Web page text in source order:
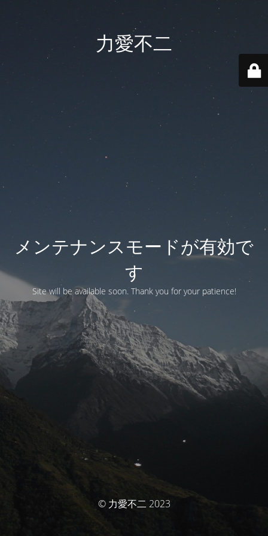
力愛不二
メンテナンスモードが有効で
す
Site will be available soon. Thank you for your patience!
© 力愛不二 2023